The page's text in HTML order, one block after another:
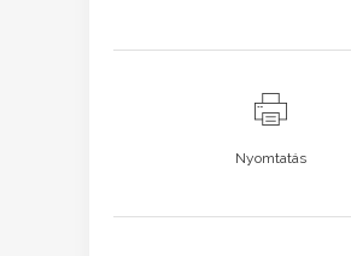
Nyomtatás